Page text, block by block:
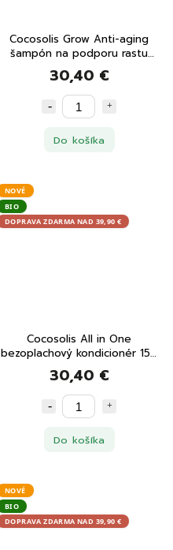
Cocosolis Grow Anti-aging
šampón na podporu rastu
vlasov 250 ml
30,40 €
Do košíka
NOVÉ
BIO
DOPRAVA ZDARMA NAD 39,90 €
Cocosolis All in One
bezoplachový kondicionér 150
ml
30,40 €
Do košíka
NOVÉ
BIO
DOPRAVA ZDARMA NAD 39,90 €